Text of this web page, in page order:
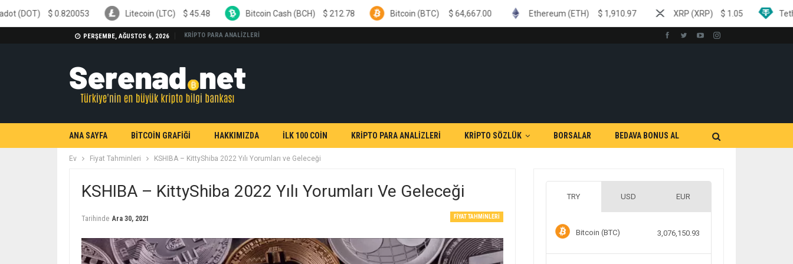
PERŞEMBE, AĞUSTOS 6, 2026 KRİPTO PARA ANALİZLERİ
ANA SAYFA BİTCOİN GRAFİĞİ HAKKIMIZDA İLK 100 COİN KRİPTO PARA ANALİZLERİ KRİPTO SÖZLÜK BORSALAR BEDAVA BONUS AL
Ev Fiyat Tahminleri KSHIBA – KittyShiba 2022 Yılı Yorumları ve Geleceği
KSHIBA – KittyShiba 2022 Yılı Yorumları Ve Geleceği
FIYAT TAHMINLERI
Tarihinde Ara 30, 2021
TRY USD EUR
Bitcoin (BTC) 3,076,150.93
Litecoin (LTC) $ 45.48 Bitcoin Cash (BCH) $212.78 Bitcoin (BTC) $ 64,667.00 Ethereum (ETH) $1,910.97 XRP (XRP) 1.05 Tether (USDT) $